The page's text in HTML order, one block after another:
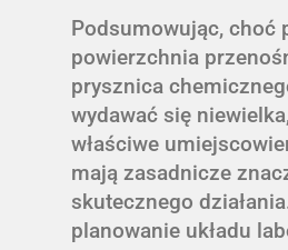
Podsumowując, choć
powierzchnia
prysznica
wydawać się
właściwe
mają zasadnicze
skutecznego
planowanie układu